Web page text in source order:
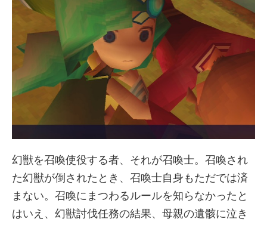
幻獣を召喚使役する者、それが召喚士。召喚され
た幻獣が倒されたとき、召喚士自身もただでは済
まない。召喚にまつわるルールを知らなかったと
はいえ、幻獣討伐任務の結果、母親の遺骸に泣き